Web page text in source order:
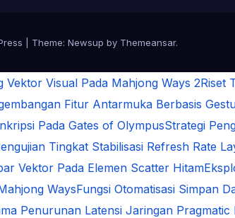
Theme: Newsup by Themeansar.
Vektor Visual Pada Mahjong Ways 2Riset
Fitur Antarmuka Berbasis
Pada Gates of OlympusStrategi
Tingkat Stabilisasi Refresh Rate
Vektor Pada Elemen Scatter Hitam
WaysFungsi Otomatisasi Simpan
Penurunan Latensi Jaringan Pragmatic